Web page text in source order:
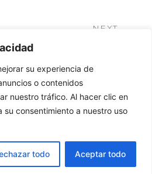
su experiencia de
o contenidos
nuestro tráfico. Al hacer clic en
su consentimiento a nuestro uso
todo Aceptar todo
NEXT